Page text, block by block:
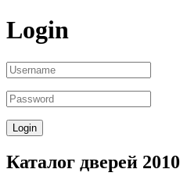
Login
Каталог дверей 2010